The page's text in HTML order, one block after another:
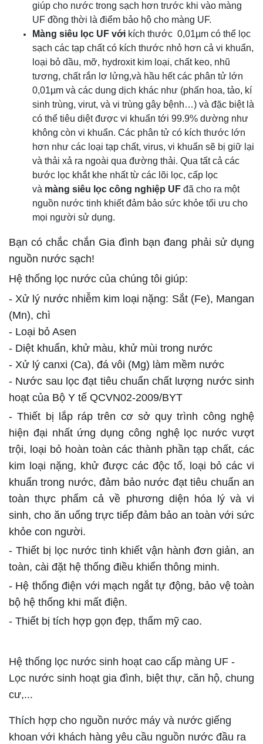
giúp cho nước trong sạch hơn trước khi vào màng
UF đồng thời là điểm bảo hộ cho màng UF.
Màng siêu lọc UF với kích thước 0,01µm có thể lọc
sạch các tạp chất có kích thước nhỏ hơn cả vi khuẩn,
loại bỏ dầu, mỡ, hydroxit kim loại, chất keo, nhũ
tương, chất rắn lơ lửng,và hầu hết các phân tử lớn
0,01µm và các dung dịch khác như (phấn hoa, tảo, kí
sinh trùng, virut, và vi trùng gây bệnh…) và đặc biệt là
có thể tiêu diệt được vi khuẩn tới 99.9% dường như
không còn vi khuẩn. Các phân tử có kích thước lớn
hơn như các loại tạp chất, virus, vi khuẩn sẽ bị giữ lại
và thải xả ra ngoài qua đường thải. Qua tất cả các
bước lọc khắt khe nhất từ các lõi lọc, cấp lọc
và màng siêu lọc công nghiệp UF đã cho ra một
nguồn nước tinh khiết đảm bảo sức khỏe tối ưu cho
mọi người sử dụng.
Bạn có chắc chắn Gia đình bạn đang phải sử dụng
nguồn nước sạch!
Hệ thống lọc nước của chúng tôi giúp:
- Xử lý nước nhiễm kim loại nặng: Sắt (Fe), Mangan
(Mn), chì
- Loại bỏ Asen
- Diệt khuẩn, khử màu, khử mùi trong nước
- Xử lý canxi (Ca), đá vôi (Mg) làm mềm nước
- Nước sau lọc đạt tiêu chuẩn chất lượng nước sinh
hoạt của Bộ Y tế QCVN02-2009/BYT
- Thiết bị lắp ráp trên cơ sở quy trình công nghệ
hiện đại nhất ứng dụng công nghệ lọc nước vượt
trội, loại bỏ hoàn toàn các thành phần tạp chất, các
kim loại nặng, khử được các độc tố, loại bỏ các vi
khuẩn trong nước, đảm bảo nước đạt tiêu chuẩn an
toàn thực phẩm cả về phương diện hóa lý và vi
sinh, cho ăn uống trực tiếp đảm bảo an toàn với sức
khỏe con người.
- Thiết bị lọc nước tinh khiết vận hành đơn giản, an
toàn, cài đặt hệ thống điều khiển thông minh.
- Hệ thống điện với mạch ngắt tự động, bảo vệ toàn
bộ hệ thống khi mất điện.
- Thiết bị tích hợp gọn đẹp, thẩm mỹ cao.
Hệ thống lọc nước sinh hoạt cao cấp màng UF -
Lọc nước sinh hoạt gia đình, biệt thự, căn hộ, chung
cư,...
Thích hợp cho nguồn nước máy và nước giếng
khoan với khách hàng yêu cầu nguồn nước đầu ra